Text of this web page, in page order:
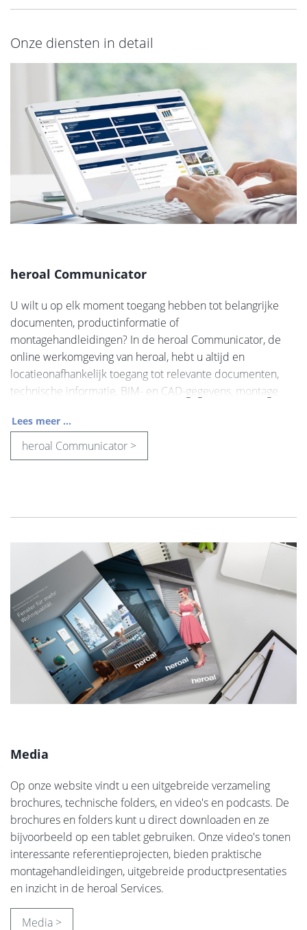
Onze diensten in detail
heroal Communicator
U wilt u op elk moment toegang hebben tot belangrijke
documenten, productinformatie of
montagehandleidingen? In de heroal Communicator, de
online werkomgeving van heroal, hebt u altijd en
locatieonafhankelijk toegang tot relevante documenten,
technische informatie, BIM- en CAD-gegevens, montage
Lees meer ...
heroal Communicator >
Media
Op onze website vindt u een uitgebreide verzameling
brochures, technische folders, en video's en podcasts. De
brochures en folders kunt u direct downloaden en ze
bijvoorbeeld op een tablet gebruiken. Onze video's tonen
interessante referentieprojecten, bieden praktische
montagehandleidingen, uitgebreide productpresentaties
en inzicht in de heroal Services.
Media >